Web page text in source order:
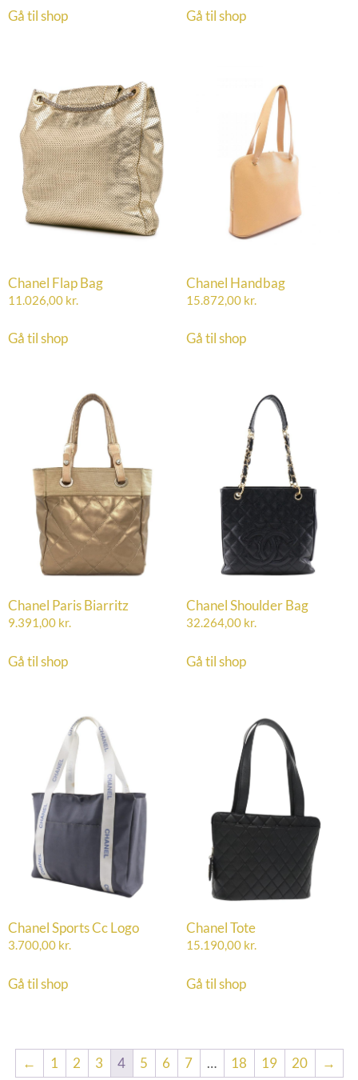
Gå til shop Gå til shop
Chanel Flap Bag
11.026,00 kr.
Gå til shop
Chanel Handbag
15.872,00 kr.
Gå til shop
Chanel Paris Biarritz
9.391,00 kr.
Gå til shop
Chanel Shoulder Bag
32.264,00 kr.
Gå til shop
Chanel Sports Cc Logo
3.700,00 kr.
Gå til shop
Chanel Tote
15.190,00 kr.
Gå til shop
← 1 2 3 4 5 6 7 … 18 19 20 →